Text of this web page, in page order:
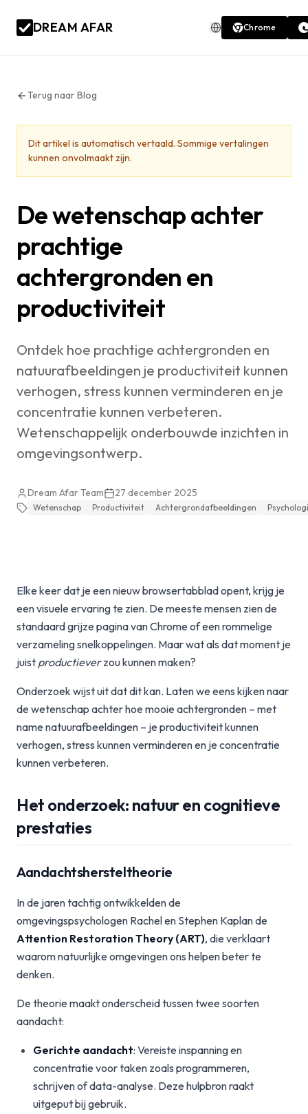
DREAM AFAR Chrome
Terug naar Blog
Dit artikel is automatisch vertaald. Sommige vertalingen
kunnen onvolmaakt zijn.
De wetenschap achter
prachtige
achtergronden en
productiviteit
Ontdek hoe prachtige achtergronden en
natuurafbeeldingen je productiviteit kunnen
verhogen, stress kunnen verminderen en je
concentratie kunnen verbeteren.
Wetenschappelijk onderbouwde inzichten in
omgevingsontwerp.
Dream Afar Team 27 december 2025
Wetenschap Productiviteit Achtergrondafbeeldingen
Elke keer dat je een nieuw browsertabblad opent, krijg je
een visuele ervaring te zien. De meeste mensen zien de
standaard grijze pagina van Chrome of een rommelige
verzameling snelkoppelingen. Maar wat als dat moment je
juist productieverzou kunnen maken?
Onderzoek wijst uit dat dit kan. Laten we eens kijken naar
de wetenschap achter hoe mooie achtergronden – met
name natuurafbeeldingen – je productiviteit kunnen
verhogen, stress kunnen verminderen en je concentratie
kunnen verbeteren.
Het onderzoek: natuur en cognitieve
prestaties
Aandachtshersteltheorie
In de jaren tachtig ontwikkelden de
omgevingspsychologen Rachel en Stephen Kaplan de
Attention Restoration Theory (ART), die verklaart
waarom natuurlijke omgevingen ons helpen beter te
denken.
De theorie maakt onderscheid tussen twee soorten
aandacht:
Gerichte aandacht: Vereiste inspanning en
concentratie voor taken zoals programmeren,
schrijven of data-analyse. Deze hulpbron raakt
uitgeput bij gebruik.